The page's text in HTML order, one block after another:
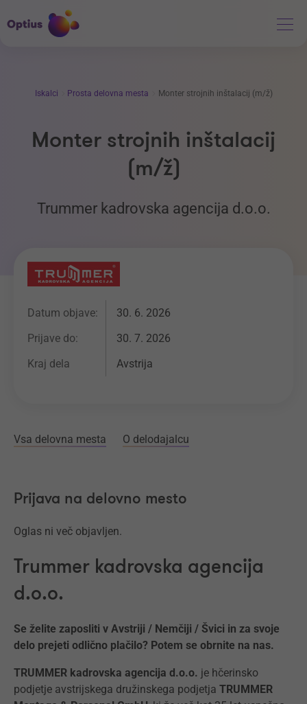
Iskalci Prosta delovna mesta Monter strojnih inštalacij (m/ž)
Monter strojnih inštalacij
(m/ž)
Trummer kadrovska agencija d.o.o.
Datum objave:
30. 6. 2026
Prijave do:
30. 7. 2026
Kraj dela
Avstrija
Vsa delovna mesta O delodajalcu
Prijava na delovno mesto
Oglas ni več objavljen.
Trummer kadrovska agencija
d.o.o.
Se želite zaposliti v Avstriji / Nemčiji / Švici in za svoje
delo prejeti odlično plačilo? Potem se obrnite na nas.
TRUMMER kadrovska agencija d.o.o. je hčerinsko
podjetje avstrijskega družinskega podjetja TRUMMER